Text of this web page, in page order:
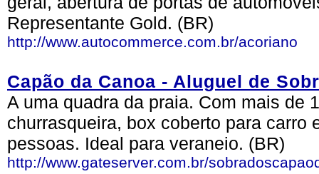
Representante Gold. (BR)
http://www.autocommerce.com.br/acoriano
Capão da Canoa - Aluguel de
A uma quadra da praia. Com mais de
churrasqueira, box coberto para carro
pessoas. Ideal para veraneio. (BR)
http://www.gateserver.com.br/